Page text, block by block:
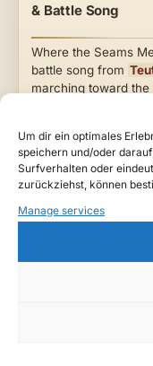
Um dir ein optimales
speichern und/oder
Surfverhalten oder
zurückziehst, können
Manage services
& Battle Song
Where the Seams Meet Dawn is a dark fantasy hymn and
battle song from
marching toward the
Table of
Pop / Dark Ballad)
About This
Listen /